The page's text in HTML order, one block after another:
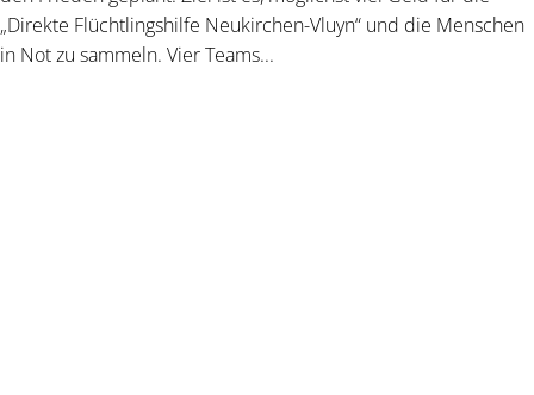
„Direkte Flüchtlingshilfe Neukirchen-Vluyn“ und die Menschen
in Not zu sammeln. Vier Teams...